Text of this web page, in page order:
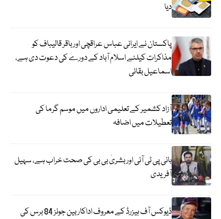
دیا
پاکستان نے ایرانی عباس عراقچی اورباقر قالیباف کو
مذاکرات کیلئے اسلام آباد کے دورے کی دعوت دی ہے،
اسماعیل بقائی
آزاد کشمیر کے تعلیمی اداروں میں موسم گرما کی
تعطیلات میں اضافہ
بانی پی ٹی آئی اور بشریٰ بی بی کی صحت خراب ہے، سہیل
آفریدی
ڈیوکس آف ہیزرڈ کے معروف اداکار بین جونز 84 برس کی